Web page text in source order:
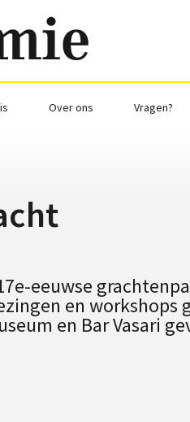
Over ons Vragen?
eeuwse
en
en Bar Vasari